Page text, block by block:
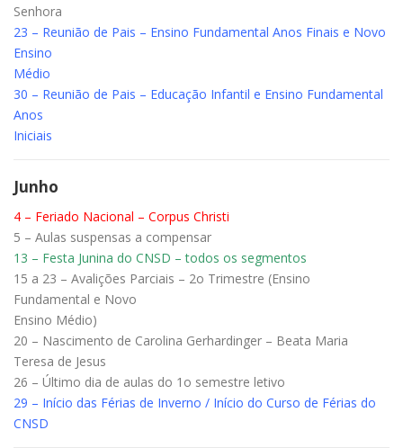
Senhora
23 – Reunião de Pais – Ensino Fundamental Anos Finais e Novo
Ensino
Médio
30 – Reunião de Pais – Educação Infantil e Ensino Fundamental
Anos
Iniciais
Junho
4 – Feriado Nacional – Corpus Christi
5 – Aulas suspensas a compensar
13 – Festa Junina do CNSD – todos os segmentos
15 a 23 – Avalições Parciais – 2o Trimestre (Ensino
Fundamental e Novo
Ensino Médio)
20 – Nascimento de Carolina Gerhardinger – Beata Maria
Teresa de Jesus
26 – Último dia de aulas do 1o semestre letivo
29 – Início das Férias de Inverno / Início do Curso de Férias do
CNSD